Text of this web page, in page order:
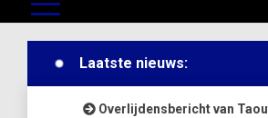
Laatste nieuws:
Overlijdensbericht van